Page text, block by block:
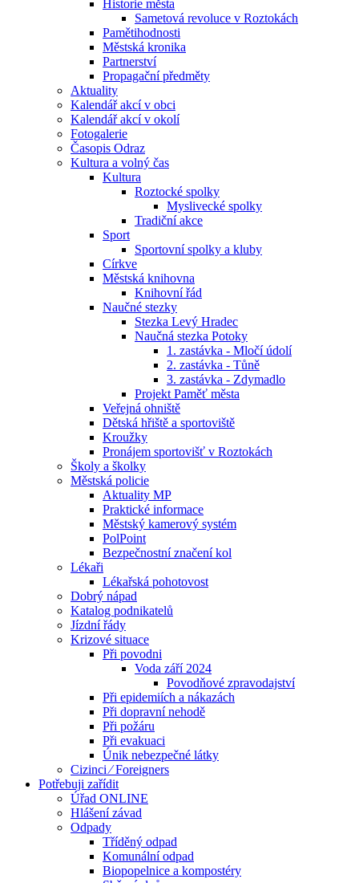
Historie města
Sametová revoluce v Roztokách
Pamětihodnosti
Městská kronika
Partnerství
Propagační předměty
Aktuality
Kalendář akcí v obci
Kalendář akcí v okolí
Fotogalerie
Časopis Odraz
Kultura a volný čas
Kultura
Roztocké spolky
Myslivecké spolky
Tradiční akce
Sport
Sportovní spolky a kluby
Církve
Městská knihovna
Knihovní řád
Naučné stezky
Stezka Levý Hradec
Naučná stezka Potoky
1. zastávka - Mločí údolí
2. zastávka - Tůně
3. zastávka - Zdymadlo
Projekt Paměť města
Veřejná ohniště
Dětská hřiště a sportoviště
Kroužky
Pronájem sportovišť v Roztokách
Školy a školky
Městská policie
Aktuality MP
Praktické informace
Městský kamerový systém
PolPoint
Bezpečnostní značení kol
Lékaři
Lékařská pohotovost
Dobrý nápad
Katalog podnikatelů
Jízdní řády
Krizové situace
Při povodni
Voda září 2024
Povodňové zpravodajství
Při epidemiích a nákazách
Při dopravní nehodě
Při požáru
Při evakuaci
Únik nebezpečné látky
Cizinci ⁄ Foreigners
Potřebuji zařídit
Úřad ONLINE
Hlášení závad
Odpady
Tříděný odpad
Komunální odpad
Biopopelnice a kompostéry